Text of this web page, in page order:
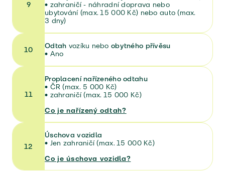
9
• zahraničí - náhradní doprava nebo
ubytování (max. 15 000 Kč) nebo auto (max.
3 dny)
10 Odtah vozíku neboobytného přívěsu
• Ano
11
Proplacení nařízeného odtahu
• ČR (max. 5 000 Kč)
• zahraničí (max. 15 000 Kč)
Co je nařízený odtah?
12
Úschova vozidla
• Jen zahraničí (max. 15 000 Kč)
Co je úschova vozidla?